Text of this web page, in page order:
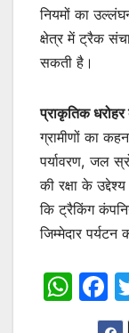
नियमों का
क्षेत्र में ट्रैक
सकती है।
प्राकृतिक
ग्रामीणों का
पर्यावरण, जल
की रक्षा के
कि ट्रैकिंग
जिम्मेदार पर्यटन
W F
a